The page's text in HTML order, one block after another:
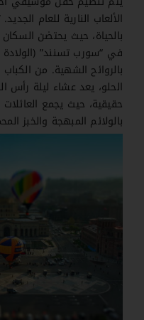
الألعاب النارية للعام
بالحياة، حيث يحتضن السكان
في “سورب تسنند”
بالروائح الشهية. من الكباب
الحلو، يعد عشاء ليلة
حقيقية، حيث يجمع
بالولائم المبهجة والخبز